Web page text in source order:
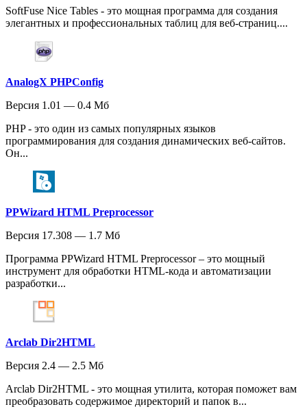
SoftFuse Nice Tables - это мощная программа для создания
элегантных и профессиональных таблиц для веб-страниц....
AnalogX PHPConfig
Версия 1.01 — 0.4 Мб
PHP - это один из самых популярных языков
программирования для создания динамических веб-сайтов.
Он...
PPWizard HTML Preprocessor
Версия 17.308 — 1.7 Мб
Программа PPWizard HTML Preprocessor – это мощный
инструмент для обработки HTML-кода и автоматизации
разработки...
Arclab Dir2HTML
Версия 2.4 — 2.5 Мб
Arclab Dir2HTML - это мощная утилита, которая поможет вам
преобразовать содержимое директорий и папок в...